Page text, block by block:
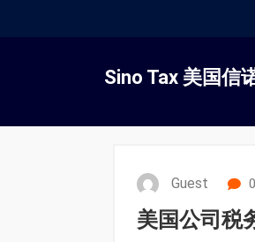
容
Sino Tax 美国信
Guest
美国公司税